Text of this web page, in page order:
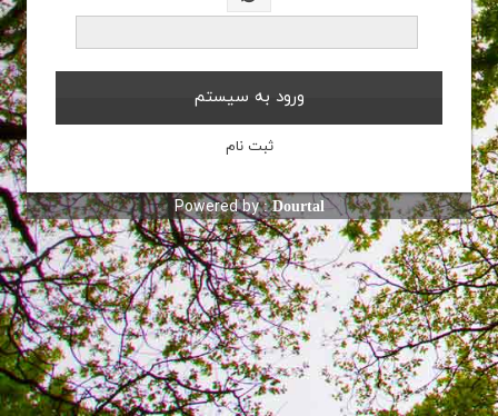
Powered by :Dourtal